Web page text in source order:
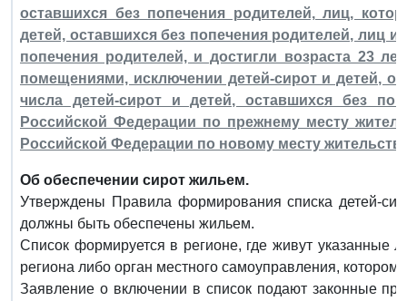
оставшихся без попечения родителей, лиц,
детей, оставшихся без попечения родителей, лиц
попечения родителей, и достигли возраста 23
помещениями, исключении детей-сирот и детей,
числа детей-сирот и детей, оставшихся без
Российской Федерации по прежнему месту
Российской Федерации по новому месту
Об обеспечении сирот жильем.
Утверждены Правила формирования списка детей-
должны быть обеспечены жильем.
Список формируется в регионе, где живут указанные
региона либо орган местного самоуправления,
Заявление о включении в список подают законные